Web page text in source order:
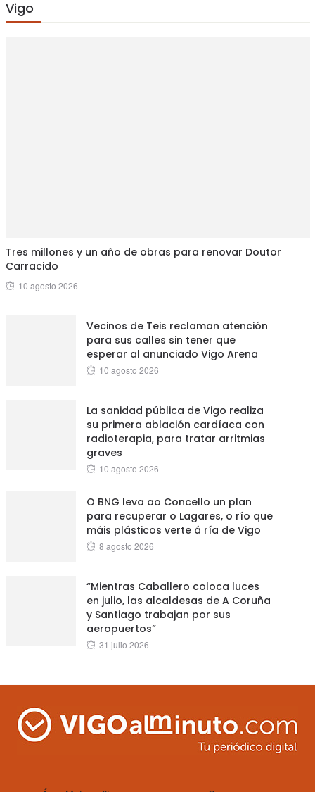
Vigo
Tres millones y un año de obras para renovar Doutor
Carracido
Posted
10 agosto 2026
Vecinos de Teis reclaman atención
para sus calles sin tener que
esperar al anunciado Vigo Arena
Posted
10 agosto 2026
La sanidad pública de Vigo realiza
su primera ablación cardíaca con
radioterapia, para tratar arritmias
graves
Posted
10 agosto 2026
O BNG leva ao Concello un plan
para recuperar o Lagares, o río que
máis plásticos verte á ría de Vigo
Posted
8 agosto 2026
“Mientras Caballero coloca luces
en julio, las alcaldesas de A Coruña
y Santiago trabajan por sus
aeropuertos”
Posted
31 julio 2026